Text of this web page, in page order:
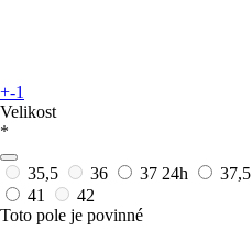
+-1
Velikost
*
35,5 36 37 24h 37,5
41
42
Toto pole je povinné